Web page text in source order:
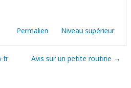
Permalien Niveau supérieur
fr Avis sur un petite routine →